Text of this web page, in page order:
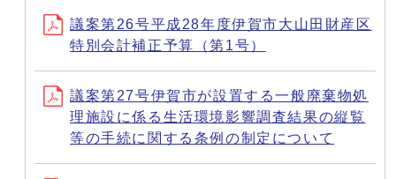
議案第26号平成28年度伊賀市大山田財産区
特別会計補正予算（第1号）
議案第27号伊賀市が設置する一般廃棄物処
理施設に係る生活環境影響調査結果の縦覧
等の手続に関する条例の制定について